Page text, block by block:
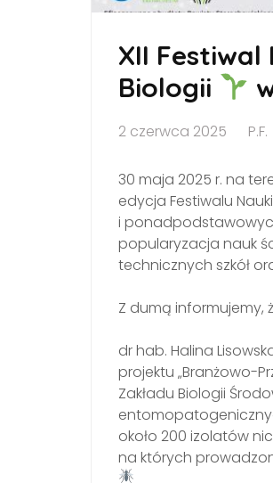
XII
Biologii
2 czerwca 2025 P.F.
30 maja 2025 r. na
edycja Festiwalu
i
popularyzacja nauk
technicznych szkół
Z dumą informujemy,
dr hab. Halina
projektu „Branżowo-
Zakładu Biologii
około 200 izolatów
na których